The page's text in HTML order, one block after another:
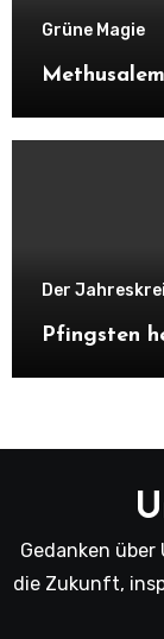
Grüne Magie
Der
Pfingsten
Gedanken über
die Zukunft,